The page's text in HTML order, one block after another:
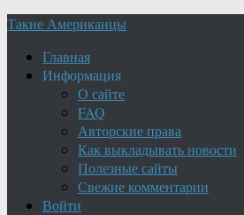
Такие Американцы
Главная
Информация
О сайте
FAQ
Авторские права
Как выкладывать новости
Полезные сайты
Свежие комментарии
Войти